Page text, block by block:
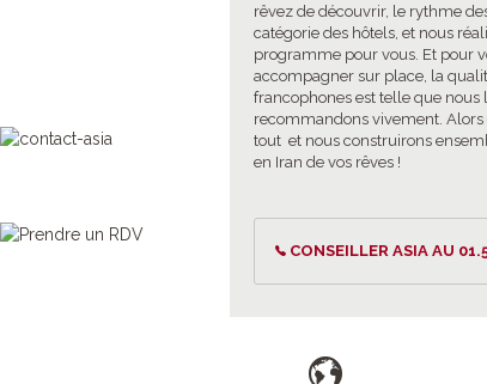
rêvez de découvrir, le rythme
catégorie des hôtels, et nous
programme pour vous. Et pour
accompagner sur place, la
francophones est telle que nous
recommandons vivement. Alors
tout et nous construirons
en Iran de vos rêves !
CONSEILLER ASIA AU